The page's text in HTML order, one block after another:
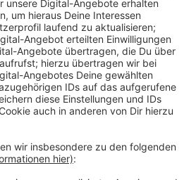
Anträge sind bis zum 30.
Formular auf der städtischen
Nach Ablauf der Frist entscheidet
gefördert werden.
gibt es hier.